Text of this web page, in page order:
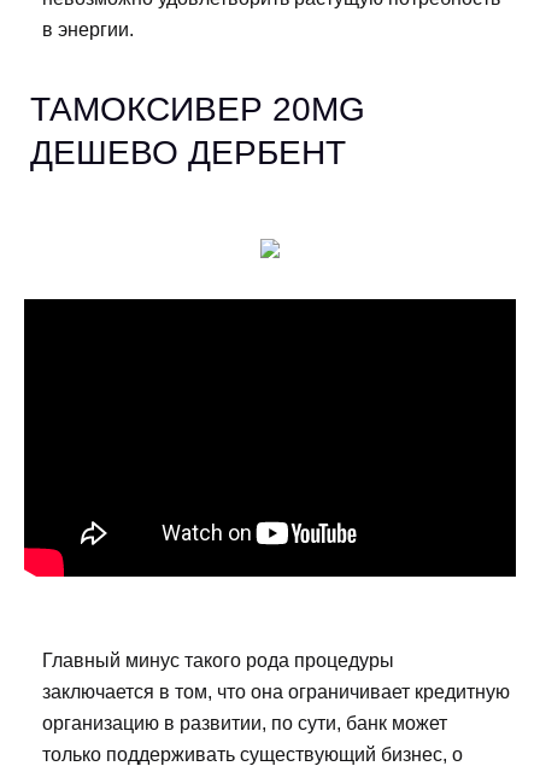
в энергии.
ТАМОКСИВЕР 20MG
ДЕШЕВО ДЕРБЕНТ
Главный минус такого рода процедуры
заключается в том, что она ограничивает кредитную
организацию в развитии, по сути, банк может
только поддерживать существующий бизнес, о